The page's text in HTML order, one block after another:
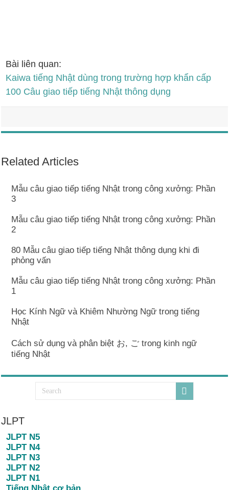
Bài liên quan:
Kaiwa tiếng Nhật dùng trong trường hợp khẩn cấp
100 Câu giao tiếp tiếng Nhật thông dụng
Related Articles
Mẫu câu giao tiếp tiếng Nhật trong công xưởng: Phần
3
Mẫu câu giao tiếp tiếng Nhật trong công xưởng: Phần
2
80 Mẫu câu giao tiếp tiếng Nhật thông dụng khi đi
phỏng vấn
Mẫu câu giao tiếp tiếng Nhật trong công xưởng: Phần
1
Học Kính Ngữ và Khiêm Nhường Ngữ trong tiếng
Nhật
Cách sử dụng và phân biệt お, ご trong kinh ngữ
tiếng Nhật
JLPT
JLPT N5
JLPT N4
JLPT N3
JLPT N2
JLPT N1